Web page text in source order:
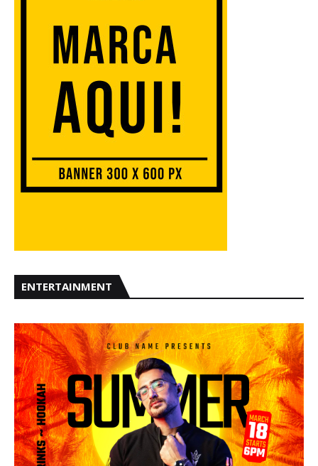
ENTERTAINMENT